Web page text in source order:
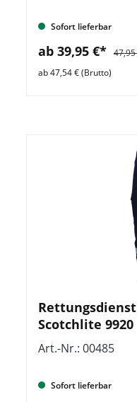
Sofort lieferbar
ab 39,95 €*
ab 47,54 € (Brutto)
Scotchlite 9920
Art.-Nr.: 00485
Sofort lieferbar